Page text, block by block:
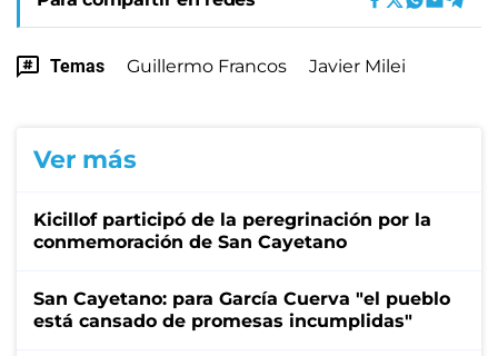
Temas Guillermo Francos Javier Milei
Ver más
Kicillof participó de la peregrinación por la
conmemoración de San Cayetano
San Cayetano: para García Cuerva "el pueblo
está cansado de promesas incumplidas"